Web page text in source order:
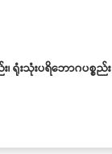
ရုံးသုံးပရိဘောဂပစ္စည်း